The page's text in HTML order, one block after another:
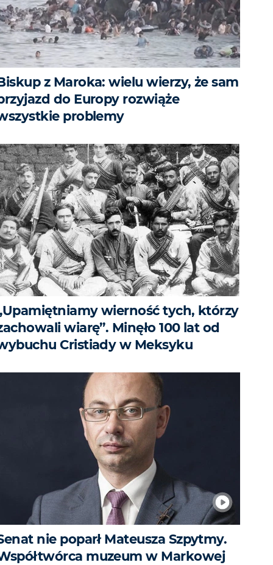
z Maroka: wielu wierzy, że sam
do Europy rozwiąże
problemy
wierność tych, którzy
wiarę”. Minęło 100 lat od
Cristiady w Meksyku
nie poparł Mateusza Szpytmy.
muzeum w Markowej